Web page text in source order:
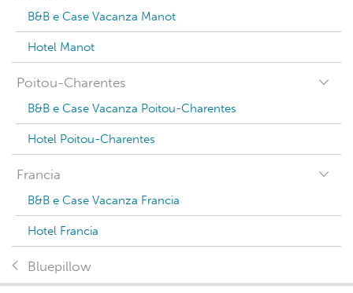
B&B e Case Vacanza Manot
Hotel Manot
Poitou-Charentes
B&B e Case Vacanza Poitou-Charentes
Hotel Poitou-Charentes
Francia
B&B e Case Vacanza Francia
Hotel Francia
Bluepillow